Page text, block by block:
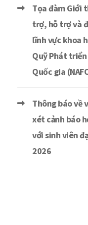
Tọa đàm Giới
trợ, hỗ trợ và
lĩnh vực khoa
Quỹ Phát
Quốc gia
Thông báo về
xét cảnh báo
với sinh viên
2026